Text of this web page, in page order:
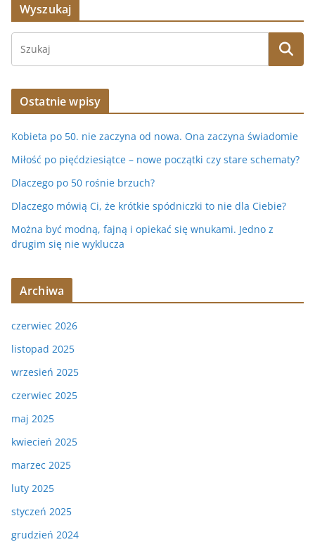
Wyszukaj
Ostatnie wpisy
Kobieta po 50. nie zaczyna od nowa. Ona zaczyna świadomie
Miłość po pięćdziesiątce – nowe początki czy stare schematy?
Dlaczego po 50 rośnie brzuch?
Dlaczego mówią Ci, że krótkie spódniczki to nie dla Ciebie?
Można być modną, fajną i opiekać się wnukami. Jedno z
drugim się nie wyklucza
Archiwa
czerwiec 2026
listopad 2025
wrzesień 2025
czerwiec 2025
maj 2025
kwiecień 2025
marzec 2025
luty 2025
styczeń 2025
grudzień 2024